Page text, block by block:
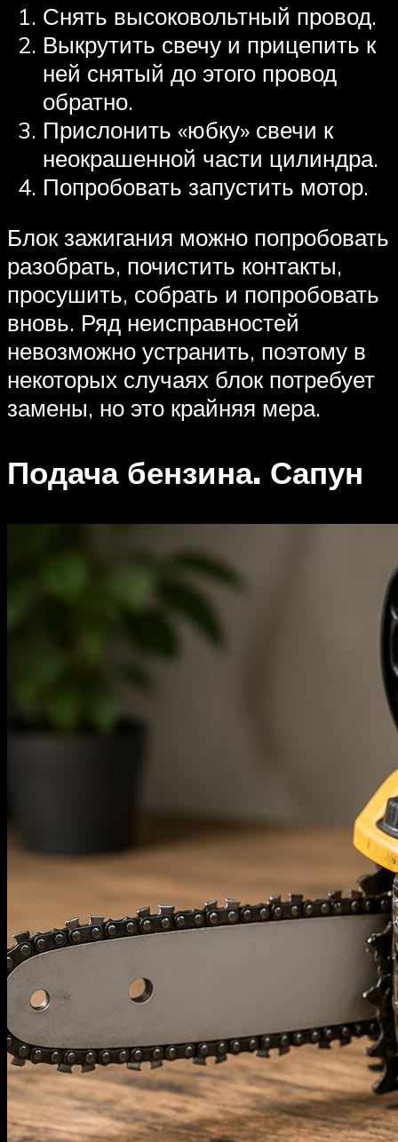
Снять высоковольтный провод.
Выкрутить свечу и прицепить к
ней снятый до этого провод
обратно.
Прислонить «юбку» свечи к
неокрашенной части цилиндра.
Попробовать запустить мотор.
Блок зажигания можно попробовать
разобрать, почистить контакты,
просушить, собрать и попробовать
вновь. Ряд неисправностей
невозможно устранить, поэтому в
некоторых случаях блок потребует
замены, но это крайняя мера.
Подача бензина. Сапун